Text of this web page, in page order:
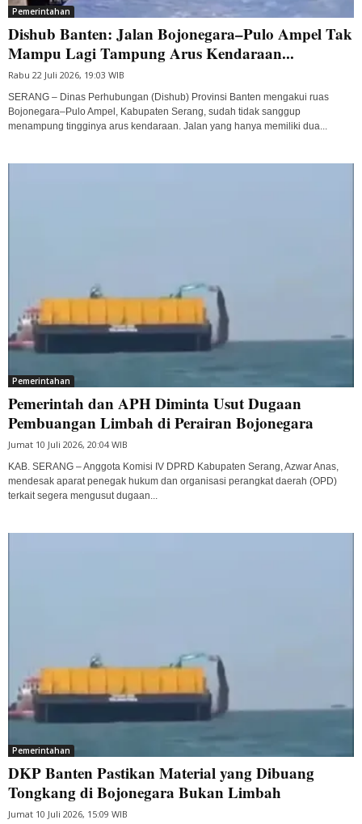
Pemerintahan
Dishub Banten: Jalan Bojonegara–Pulo Ampel Tak
Mampu Lagi Tampung Arus Kendaraan...
Rabu 22 Juli 2026, 19:03 WIB
SERANG – Dinas Perhubungan (Dishub) Provinsi Banten mengakui ruas
Bojonegara–Pulo Ampel, Kabupaten Serang, sudah tidak sanggup
menampung tingginya arus kendaraan. Jalan yang hanya memiliki dua...
Pemerintahan
Pemerintah dan APH Diminta Usut Dugaan
Pembuangan Limbah di Perairan Bojonegara
Jumat 10 Juli 2026, 20:04 WIB
KAB. SERANG – Anggota Komisi IV DPRD Kabupaten Serang, Azwar Anas,
mendesak aparat penegak hukum dan organisasi perangkat daerah (OPD)
terkait segera mengusut dugaan...
Pemerintahan
DKP Banten Pastikan Material yang Dibuang
Tongkang di Bojonegara Bukan Limbah
Jumat 10 Juli 2026, 15:09 WIB